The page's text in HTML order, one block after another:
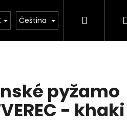
Kolekce léto 2026
Čeština Hledat
pyžamo
- khaki